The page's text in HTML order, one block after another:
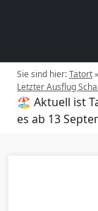
Sie sind hier:Tatort»
Letzter Ausflug
🏖️ Aktuell ist
es ab 13